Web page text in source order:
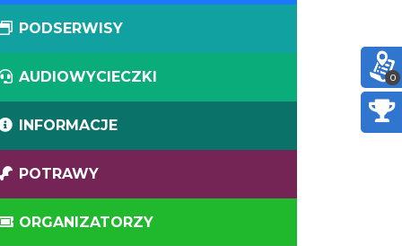
PODSERWISY
AUDIOWYCIECZKI
INFORMACJE
POTRAWY
ORGANIZATORZY
0